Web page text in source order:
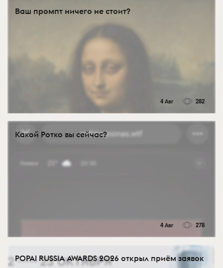
Ваш промпт ничего не стоит?
4 Авг 282
Какой Ротко вы сейчас?
4 Авг 278
POPAI RUSSIA AWARDS 2026 открыл приём заявок